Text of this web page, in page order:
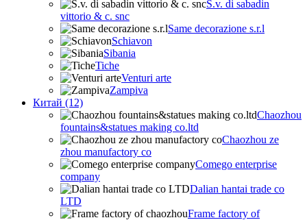
S.v. di sabadin
vittorio & c. snc
Same decorazione s.r.l
Schiavon
Sibania
Tiche
Venturi arte
Zampiva
Китай (12)
Chaozhou
fountains&statues making co.ltd
Chaozhou ze
zhou manufactory co
Comego enterprise
company
Dalian hantai trade co
LTD
Frame factory of